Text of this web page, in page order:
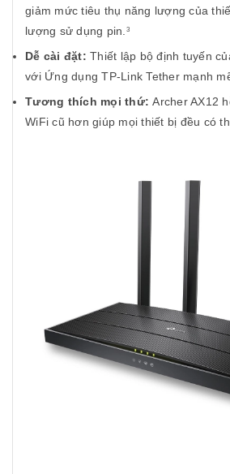
giảm mức tiêu thụ năng lượng của
lượng sử dụng pin. 3
Dễ cài đặt: Thiết lập bộ định tuyến
với Ứng dụng TP-Link Tether mạnh
Tương thích mọi thứ:Archer AX12
WiFi cũ hơn giúp mọi thiết bị đều có